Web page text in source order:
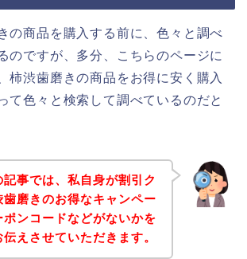
の商品を購入する前に、色々と調べ
のですが、多分、こちらのページに
柿渋歯磨きの商品をお得に安く購入
て色々と検索して調べているのだと
事では、私自身が割引ク
歯磨きのお得なキャンペー
ポンコードなどがないかを
えさせていただきます。